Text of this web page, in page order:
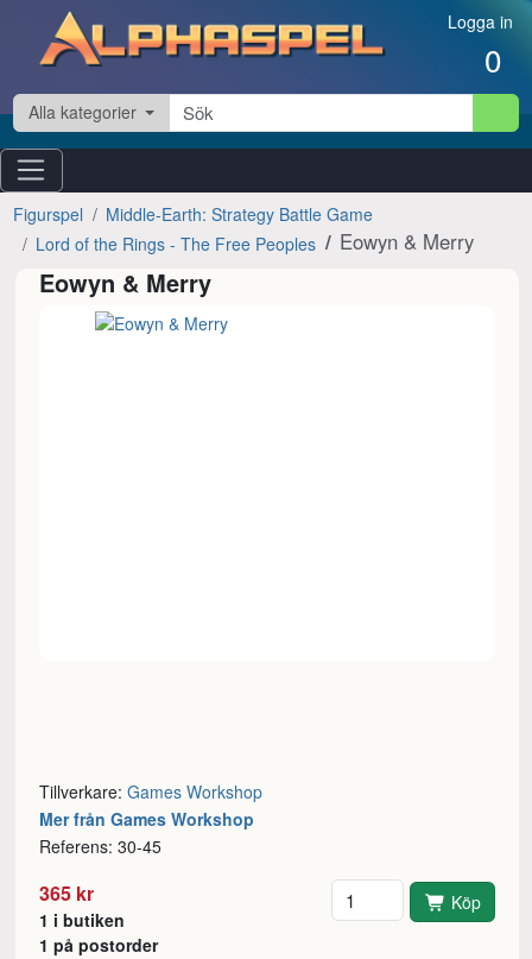
Hoppa till innehåll Logga in
0
Alla kategorier
Figurspel
Middle-Earth: Strategy Battle Game
Lord of the Rings - The Free Peoples
Eowyn & Merry
Eowyn & Merry
Tillverkare:Games Workshop
Mer från Games Workshop
Referens: 30-45
365 kr
1 i butiken
1 på postorder
Antal Köp